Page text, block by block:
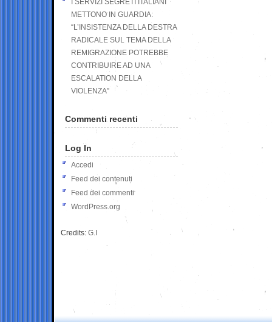
I SERVIZI SEGRETI ITALIANI
METTONO IN GUARDIA:
“L’INSISTENZA DELLA DESTRA
RADICALE SUL TEMA DELLA
REMIGRAZIONE POTREBBE
CONTRIBUIRE AD UNA
ESCALATION DELLA
VIOLENZA”
Commenti recenti
Log In
Accedi
Feed dei contenuti
Feed dei commenti
WordPress.org
Credits: G.I